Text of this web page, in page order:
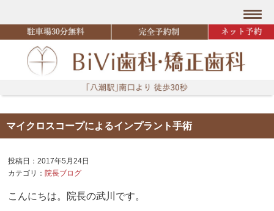
マイクロスコープによるインプラント手術
投稿日：2017年5月24日
カテゴリ： 院長ブログ
こんにちは。院長の武川です。